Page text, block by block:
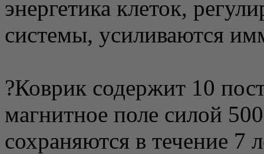
энергетика клеток,
системы, усиливаются
?Коврик содержит 10
магнитное поле силой
сохраняются в течение 7